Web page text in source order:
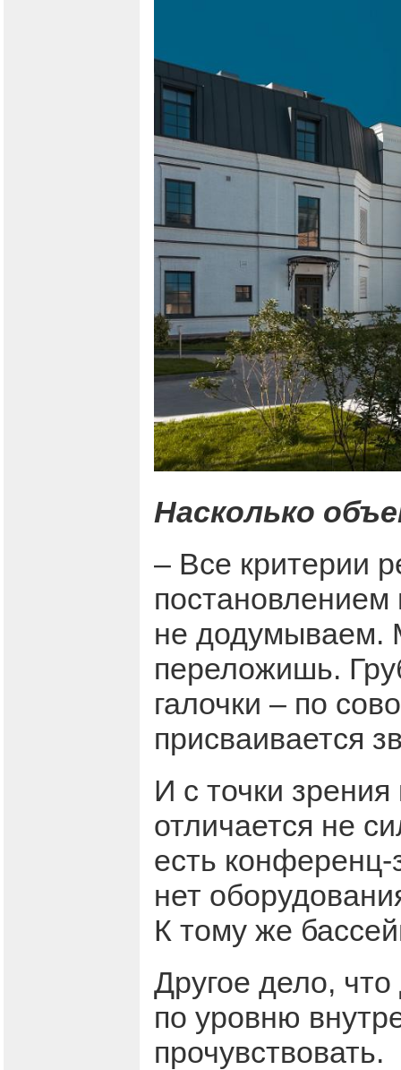
Насколько
– Все критерии
не додумываем.
переложишь.
галочки – по
присваивается
И с точки
отличается не
есть
нет
К тому же
Другое дело,
по уровню
прочувствовать.